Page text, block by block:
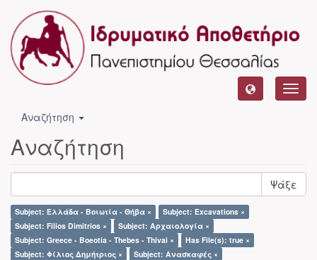
Αναζήτηση
Αναζήτηση
Ψάξε
Subject: Ελλάδα - Βοιωτία - Θήβα ×
Subject: Excavations ×
Subject: Filios Dimitrios ×
Subject: Αρχαιολογία ×
Subject: Greece - Boeotia - Thebes - Thivai ×
Has File(s): true ×
Subject: Φίλιος Δημήτριος ×
Subject: Ανασκαφές ×